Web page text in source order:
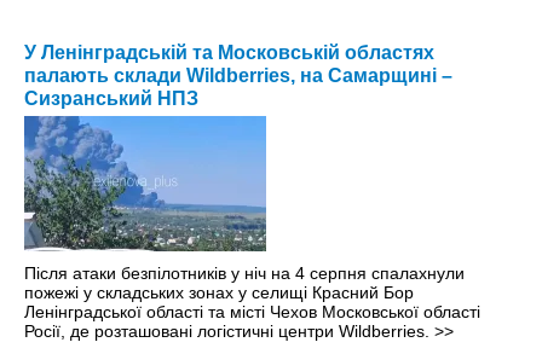
У Ленінградській та Московській областях
палають склади Wildberries, на Самарщині –
Сизранський НПЗ
Після атаки безпілотників у ніч на 4 серпня спалахнули
пожежі у складських зонах у селищі Красний Бор
Ленінградської області та місті Чехов Московської області
Росії, де розташовані логістичні центри Wildberries. >>